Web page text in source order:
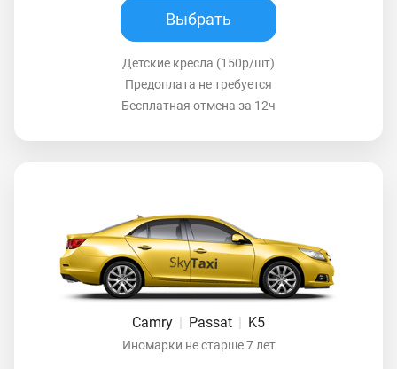
Выбрать
Детские кресла (150р/шт)
Предоплата не требуется
Бесплатная отмена за 12ч
Camry Passat K5
Иномарки не старше 7 лет